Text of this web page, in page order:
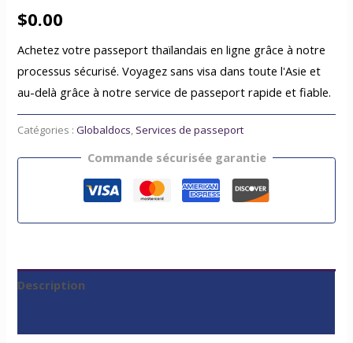
$0.00
Achetez votre passeport thaïlandais en ligne grâce à notre
processus sécurisé. Voyagez sans visa dans toute l'Asie et
au-delà grâce à notre service de passeport rapide et fiable.
Catégories :Globaldocs, Services de passeport
Commande sécurisée garantie
Description